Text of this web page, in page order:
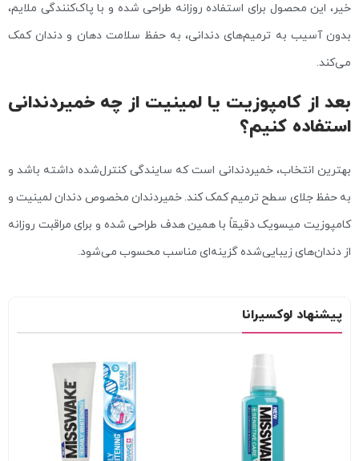
خیر، این محصول برای استفاده روزانه طراحی شده و با پاک‌کنندگی ملایم،
بدون آسیب به ترمیم‌های دندانی، به حفظ سلامت دهان و دندان کمک
می‌کند.
بعد از کامپوزیت یا لمینیت از چه خمیردندانی
استفاده کنیم؟
بهترین انتخاب، خمیردندانی است که سایندگی کنترل‌شده داشته باشد و
به حفظ جلای سطح ترمیم کمک کند. خمیردندان مخصوص دندان لمینیت و
کامپوزیت میسویک دقیقاً با همین هدف طراحی شده و برای مراقبت روزانه
از دندان‌های زیبایی‌شده گزینه‌ای مناسب محسوب می‌شود.
پیشنهاد لوکسیرانا